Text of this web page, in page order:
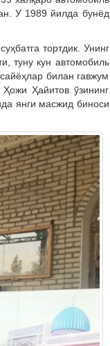
У 1989 йилда бунёд
тортдик. Унинг
туну кун автомобиль
билан гавжум
Ҳайитов ўзининг
янги масжид биноси